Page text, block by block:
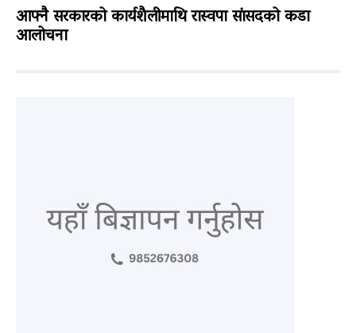
आफ्नै सरकारको कार्यशैलीमाथि रास्वपा सांसदको कडा
आलोचना